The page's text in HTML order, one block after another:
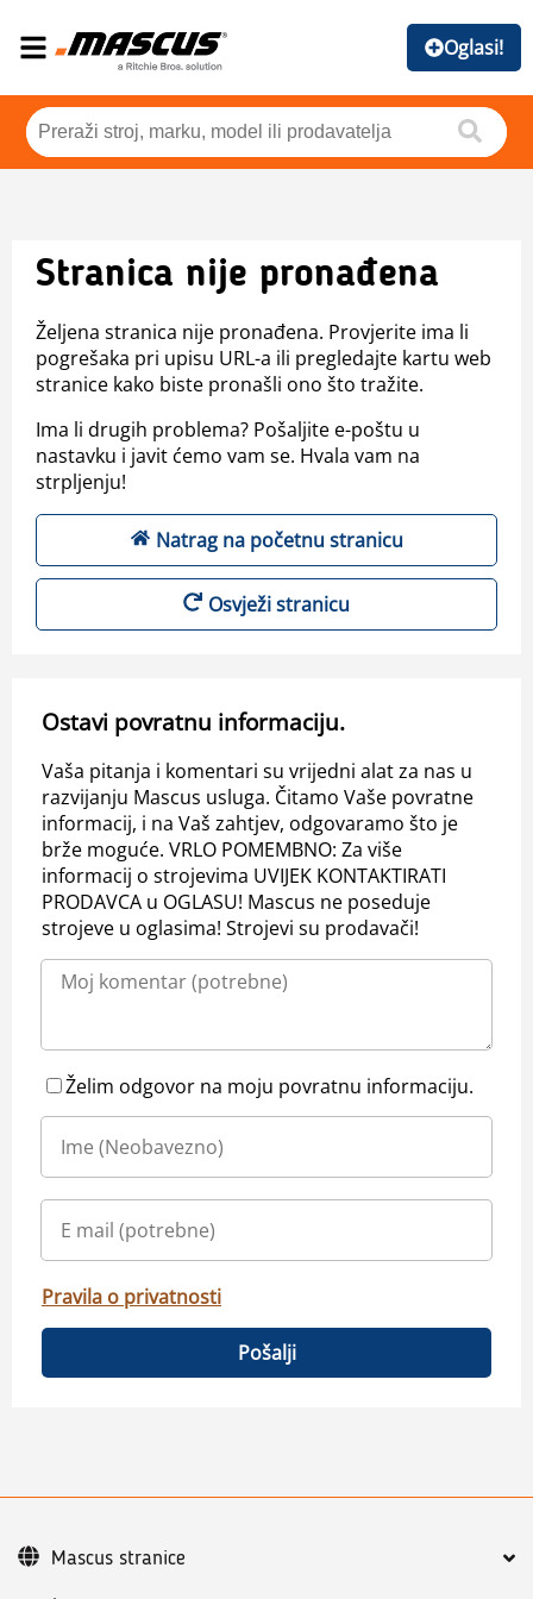
Oglasi!
Stranica nije pronađena
Željena stranica nije pronađena. Provjerite ima li
pogrešaka pri upisu URL-a ili pregledajte kartu web
stranice kako biste pronašli ono što tražite.
Ima li drugih problema? Pošaljite e-poštu u
nastavku i javit ćemo vam se. Hvala vam na
strpljenju!
Natrag na početnu stranicu
Osvježi stranicu
Ostavi povratnu informaciju.
Vaša pitanja i komentari su vrijedni alat za nas u
razvijanju Mascus usluga. Čitamo Vaše povratne
informacij, i na Vaš zahtjev, odgovaramo što je
brže moguće. VRLO POMEMBNO: Za više
informacij o strojevima UVIJEK KONTAKTIRATI
PRODAVCA u OGLASU! Mascus ne poseduje
strojeve u oglasima! Strojevi su prodavači!
Želim odgovor na moju povratnu informaciju.
Pravila o privatnosti
Pošalji
Mascus stranice